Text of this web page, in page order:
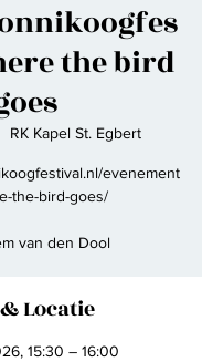
the bird
RK Kapel St. Egbert
evenement
the-bird-goes/
van den Dool
Locatie
15:30 – 16:00